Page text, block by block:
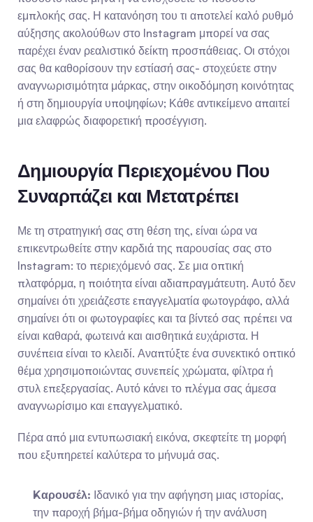
εμπλοκής σας. Η κατανόηση του τι αποτελεί καλό ρυθμό
αύξησης ακολούθων στο Instagram μπορεί να σας
παρέχει έναν ρεαλιστικό δείκτη προσπάθειας. Οι στόχοι
σας θα καθορίσουν την εστίασή σας- στοχεύετε στην
αναγνωρισιμότητα μάρκας, στην οικοδόμηση κοινότητας
ή στη δημιουργία υποψηφίων; Κάθε αντικείμενο απαιτεί
μια ελαφρώς διαφορετική προσέγγιση.
Δημιουργία Περιεχομένου Που
Συναρπάζει και Μετατρέπει
Με τη στρατηγική σας στη θέση της, είναι ώρα να
επικεντρωθείτε στην καρδιά της παρουσίας σας στο
Instagram: το περιεχόμενό σας. Σε μια οπτική
πλατφόρμα, η ποιότητα είναι αδιαπραγμάτευτη. Αυτό δεν
σημαίνει ότι χρειάζεστε επαγγελματία φωτογράφο, αλλά
σημαίνει ότι οι φωτογραφίες και τα βίντεό σας πρέπει να
είναι καθαρά, φωτεινά και αισθητικά ευχάριστα. Η
συνέπεια είναι το κλειδί. Αναπτύξτε ένα συνεκτικό οπτικό
θέμα χρησιμοποιώντας συνεπείς χρώματα, φίλτρα ή
στυλ επεξεργασίας. Αυτό κάνει το πλέγμα σας άμεσα
αναγνωρίσιμο και επαγγελματικό.
Πέρα από μια εντυπωσιακή εικόνα, σκεφτείτε τη μορφή
που εξυπηρετεί καλύτερα το μήνυμά σας.
Καρουσέλ: Ιδανικό για την αφήγηση μιας ιστορίας,
την παροχή βήμα-βήμα οδηγιών ή την ανάλυση